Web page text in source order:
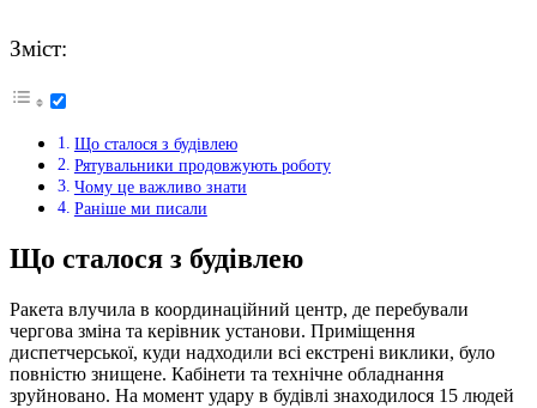
Зміст:
Що сталося з будівлею
Рятувальники продовжують роботу
Чому це важливо знати
Раніше ми писали
Що сталося з будівлею
Ракета влучила в координаційний центр, де перебували
чергова зміна та керівник установи. Приміщення
диспетчерської, куди надходили всі екстрені виклики, було
повністю знищене. Кабінети та технічне обладнання
зруйновано. На момент удару в будівлі знаходилося 15 людей